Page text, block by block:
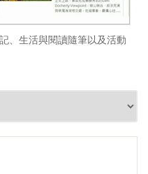
、生活與閱讀隨筆以及活動